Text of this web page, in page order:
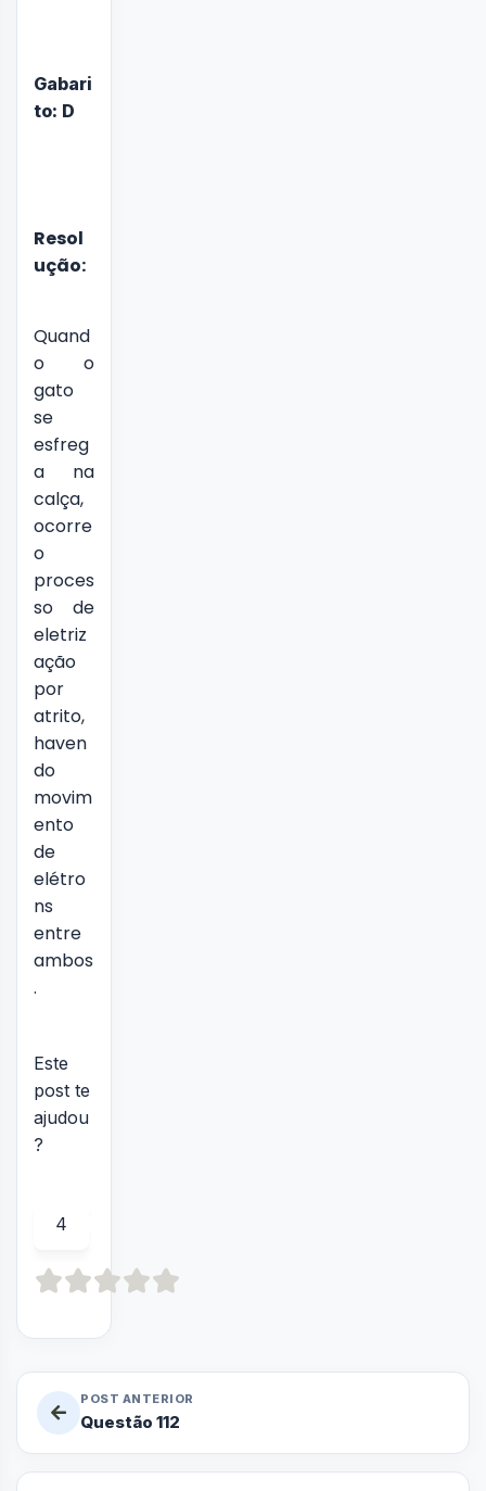
Gabari
to: D
Resol
ução:
Quand
o o
gato
se
esfreg
a na
calça,
ocorre
o
proces
so de
eletriz
ação
por
atrito,
haven
do
movim
ento
de
elétro
ns
entre
ambos
.
Este
post te
ajudou
?
4
POST ANTERIOR
Questão 112